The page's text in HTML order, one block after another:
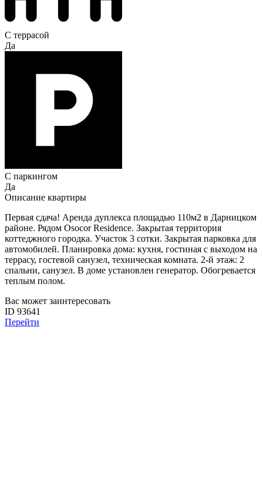
С террасой
Да
С паркингом
Да
Описание квартиры
Первая сдача! Аренда дуплекса площадью 110м2 в Дарницком
районе. Рядом Osocor Residence. Закрытая территория
коттеджного городка. Участок 3 сотки. Закрытая парковка для
автомобилей. Планировка дома: кухня, гостиная с выходом на
террасу, гостевой санузел, техническая комната. 2-й этаж: 2
спальни, санузел. В доме установлен генератор. Обогревается
теплым полом.
Вас может заинтересовать
ID 93641
Перейти